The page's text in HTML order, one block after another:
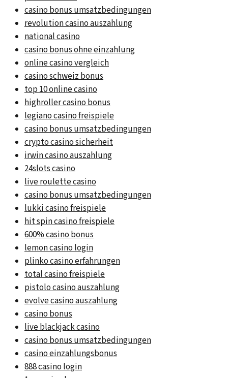
casino bonus umsatzbedingungen
revolution casino auszahlung
national casino
casino bonus ohne einzahlung
online casino vergleich
casino schweiz bonus
top 10 online casino
highroller casino bonus
legiano casino freispiele
casino bonus umsatzbedingungen
crypto casino sicherheit
irwin casino auszahlung
24slots casino
live roulette casino
casino bonus umsatzbedingungen
lukki casino freispiele
hit spin casino freispiele
600% casino bonus
lemon casino login
plinko casino erfahrungen
total casino freispiele
pistolo casino auszahlung
evolve casino auszahlung
casino bonus
live blackjack casino
casino bonus umsatzbedingungen
casino einzahlungsbonus
888 casino login